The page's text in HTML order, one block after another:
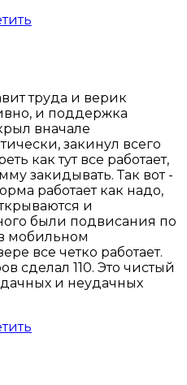
труда и верик
и поддержка
вначале
закинул всего
как тут все работает,
закидывать. Так вот -
работает как надо,
и
были подвисания по
мобильном
все четко работает.
сделал 110. Это чистый
и неудачных